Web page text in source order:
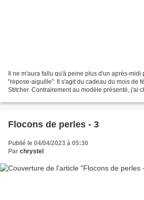
Il ne m'aura fallu qu'à peine plus d'un après-
"repose-aiguille". Il s'agit du cadeau du mois de
Stitcher. Contrairement au modèle présenté, j'ai
Flocons de perles - 3
Publié le 04/04/2023 à 05:30
Par chrystel